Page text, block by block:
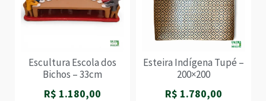
Escultura Escola dos
Bichos – 33cm
R$ 1.180,00
Esteira Indígena Tupé –
200×200
R$ 1.780,00